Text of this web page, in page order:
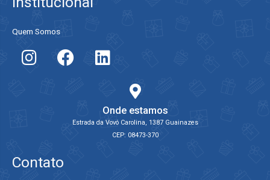
Quem Somos
Onde estamos
Estrada da Vovó Carolina, 1387 Guainazes
CEP: 08473-370
Contato